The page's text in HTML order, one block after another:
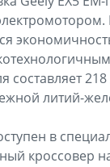
составляет
литий-
в
кроссовер